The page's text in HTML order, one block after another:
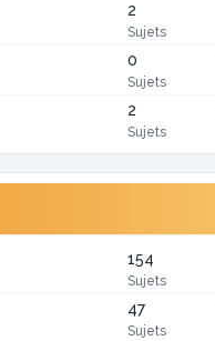
2
Sujets
0
Sujets
2
Sujets
154
Sujets
47
Sujets